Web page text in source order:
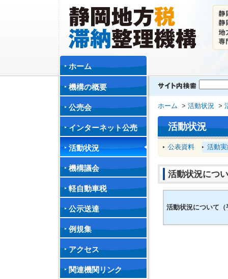
ホーム
機構の概要
公売会
インターネット公売
活動状況
機構議会
軽自動車税
公示送達
例規集
アクセス
関連機関リンク
ホーム > 活動状況 >
活動状況
公表資料 活動
活動状況につ
活動状況について